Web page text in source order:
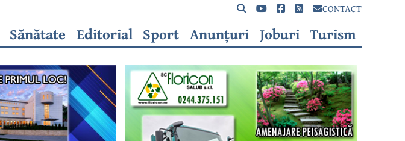
CONTACT
Sănătate Editorial Sport Anunțuri Joburi Turism